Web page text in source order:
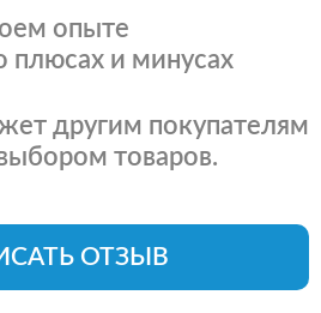
опыте
плюсах и минусах
другим покупателям
товаров.
ОТЗЫВ